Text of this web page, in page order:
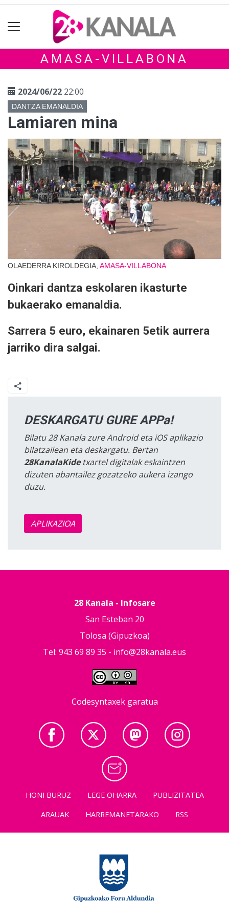
AMASA-VILLABONA
2024/06/22 22:00
DANTZA EMANALDIA
Lamiaren mina
OLAEDERRA KIROLDEGIA, AMASA-VILLABONA
Oinkari dantza eskolaren ikasturte
bukaerako emanaldia.
Sarrera 5 euro, ekainaren 5etik aurrera
jarriko dira salgai.
DESKARGATU GURE APPa!
Bilatu 28 Kanala zure Android eta iOS aplikazio
bilatzailean eta deskargatu. Bertan
28KanalaKidetxartel digitalak eskaintzen
dizuten abantailez gozatzeko aukera izango
duzu.
APLIKAZIOA
28 Kanala - Infosare
San Esteban 20
Tolosa (Gipuzkoa)
Tel: 943 69 89 35 - info@28kanala.eus
Codesyntaxek garatua
HONI BURUZ LEGE OHARRA
PUBLIZITATEA
ARAUAK
HARREMANETARAKO RSS